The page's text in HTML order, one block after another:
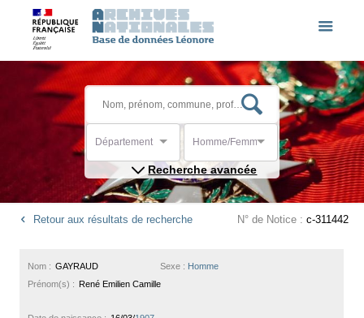
Département Homme/Femme
Recherche avancée
Retour aux résultats de recherche N° de Notice : c-311442
Sexe : Homme
Nom : GAYRAUD
Prénom(s) : René Emilien Camille